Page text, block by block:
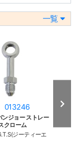
一覧
013246
ジョー ストレー
クローム
ジーティーエ
商